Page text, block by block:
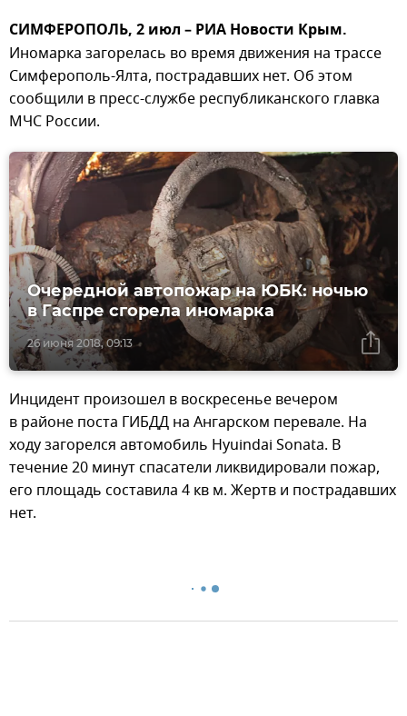
СИМФЕРОПОЛЬ, 2 июл – РИА Новости Крым.
Иномарка загорелась во время движения на трассе
Симферополь-Ялта, пострадавших нет. Об этом
сообщили в пресс-службе республиканского главка
МЧС России.
26 июня 2018, 09:13
Очередной автопожар на ЮБК: ночью
в Гаспре сгорела иномарка
Инцидент произошел в воскресенье вечером
в районе поста ГИБДД на Ангарском перевале. На
ходу загорелся автомобиль Hyuindai Sonata. В
течение 20 минут спасатели ликвидировали пожар,
его площадь составила 4 кв м. Жертв и пострадавших
нет.